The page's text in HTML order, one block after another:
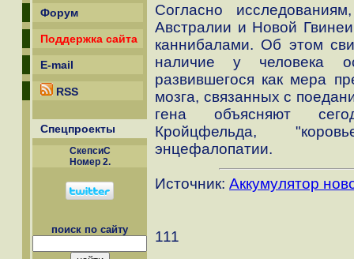
Форум
Поддержка сайта
E-mail
RSS
Спецпроекты
СкепсиС
Номер 2.
поиск по сайту
Согласно
Австралии и Новой
каннибалами. Об этом
наличие у человека
развившегося как мера
мозга, связанных с
гена объясняют
Кройцфельда,
энцефалопатии.
Источник: Аккумулятор
111